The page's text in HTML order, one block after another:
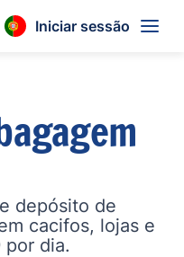
Iniciar sessão
depósito de
cacifos, lojas e
dia.